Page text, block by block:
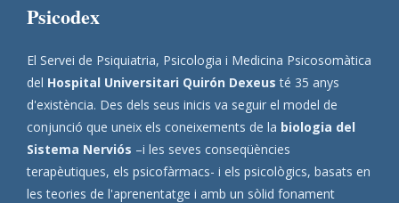
Psicodex
El Servei de Psiquiatria, Psicologia i Medicina Psicosomàtica
del Hospital Universitari Quirón Dexeus té 35 anys
d'existència. Des dels seus inicis va seguir el model de
conjunció que uneix els coneixements de la biologia del
Sistema Nerviós –i les seves conseqüències
terapèutiques, els psicofàrmacs- i els psicològics, basats en
les teories de l'aprenentatge i amb un sòlid fonament